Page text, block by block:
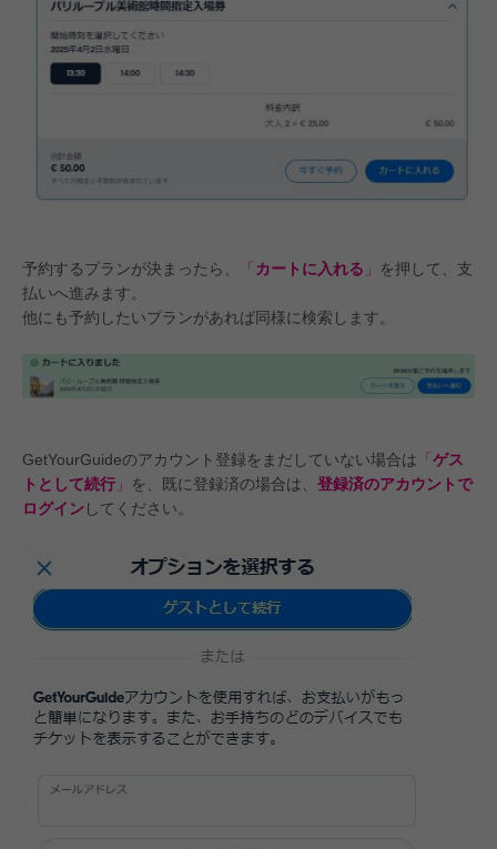
予約するプランが決まったら、 「 カートに入れる 」
を押して、支
払いへ進みます。
他にも予約したいプランがあれば同様に検索します。
GetYourGuideのアカウント登録をまだしていない場合は 「 ゲス
トとして続行 」 を、既に登録済の場合は、 登録済のアカウントで
ログイン してください。